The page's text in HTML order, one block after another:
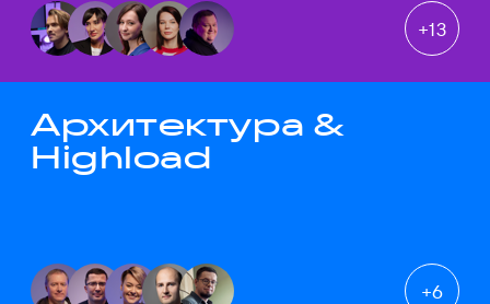
+13
Архитектура &
Highload
+6